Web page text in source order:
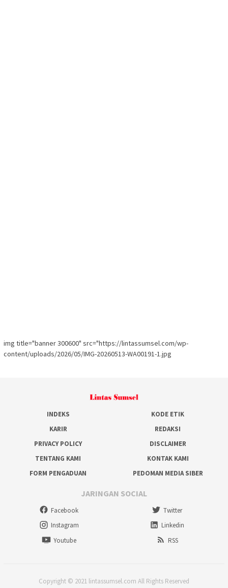
img title="banner 300600" src="https://lintassumsel.com/wp-
content/uploads/2026/05/IMG-20260513-WA00191-1.jpg
INDEKS
KODE ETIK
KARIR
REDAKSI
PRIVACY POLICY
DISCLAIMER
TENTANG KAMI
KONTAK KAMI
FORM PENGADUAN
PEDOMAN MEDIA SIBER
JARINGAN SOCIAL
Facebook
Twitter
Instagram
Linkedin
Youtube
RSS
Copyright © 2021 lintassumsel.com All Rights Reserved